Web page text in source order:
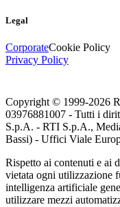
Legal
CorporateCookie Policy
Privacy Policy
Copyright © 1999-2026
03976881007 - Tutti i
S.p.A. - RTI S.p.A.,
Bassi) - Uffici Viale
Rispetto ai contenuti e ai
vietata ogni utilizzazione
intelligenza artificiale
utilizzare mezzi